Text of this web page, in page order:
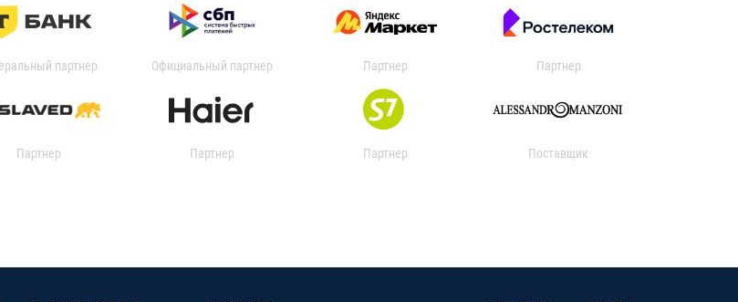
партнер Официальный партнер Партнер Партнер
Партнер Партнер Партнер Поставщик